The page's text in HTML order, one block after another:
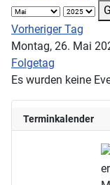
Terminkalender
Vorheriger Tag
Montag, 26. Mai
Folgetag
Es wurden keine